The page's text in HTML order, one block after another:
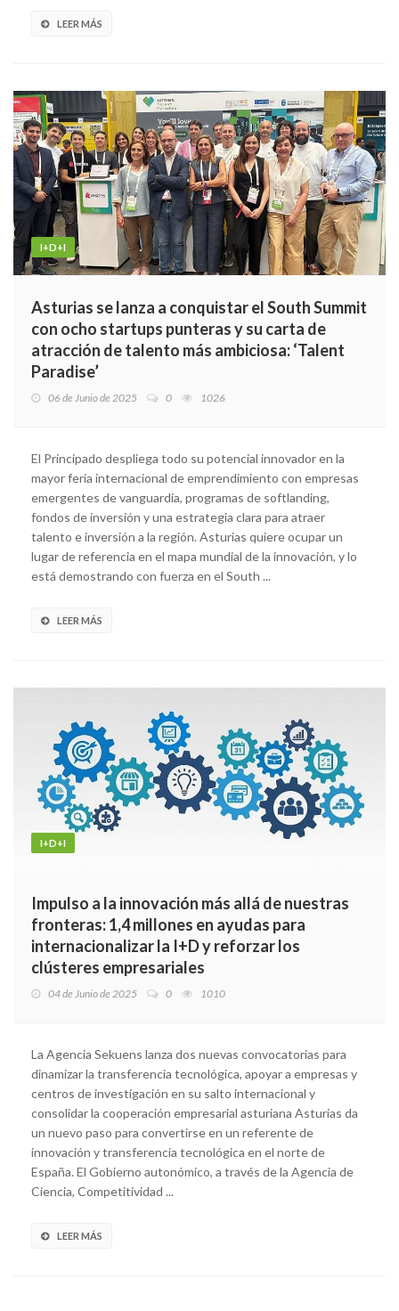
LEER MÁS
I+D+I
Asturias se lanza a conquistar el South Summit
con ocho startups punteras y su carta de
atracción de talento más ambiciosa: ‘Talent
Paradise’
06 de Junio de 2025 0 1026
El Principado despliega todo su potencial innovador en la
mayor feria internacional de emprendimiento con empresas
emergentes de vanguardia, programas de softlanding,
fondos de inversión y una estrategia clara para atraer
talento e inversión a la región. Asturias quiere ocupar un
lugar de referencia en el mapa mundial de la innovación, y lo
está demostrando con fuerza en el South ...
LEER MÁS
I+D+I
Impulso a la innovación más allá de nuestras
fronteras: 1,4 millones en ayudas para
internacionalizar la I+D y reforzar los
clústeres empresariales
04 de Junio de 2025 0 1010
La Agencia Sekuens lanza dos nuevas convocatorias para
dinamizar la transferencia tecnológica, apoyar a empresas y
centros de investigación en su salto internacional y
consolidar la cooperación empresarial asturiana Asturias da
un nuevo paso para convertirse en un referente de
innovación y transferencia tecnológica en el norte de
España. El Gobierno autonómico, a través de la Agencia de
Ciencia, Competitividad ...
LEER MÁS